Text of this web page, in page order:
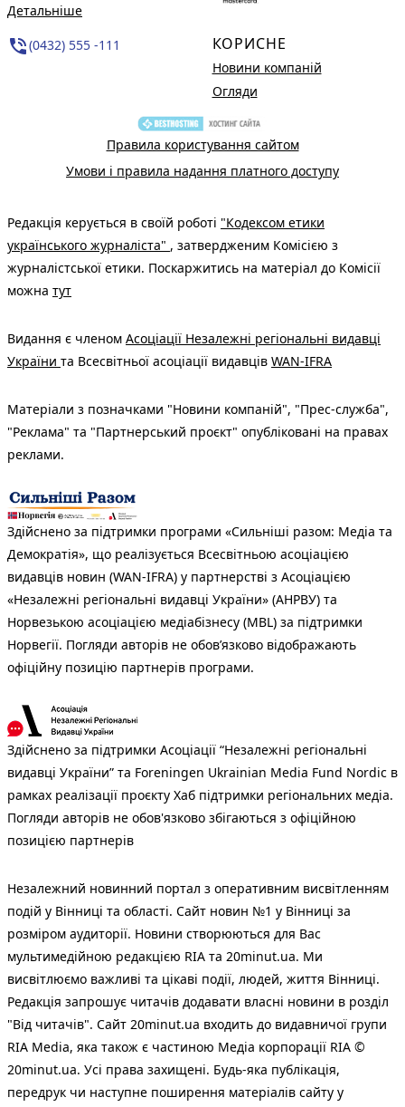
Детальніше
phone_in_talk(0432) 555 -111 КОРИСНЕ
Новини компаній
Огляди
Правила користування сайтом
Умови і правила надання платного доступу
Редакція керується в своїй роботі "Кодексом етики
українського журналіста" , затвердженим Комісією з
журналістської етики. Поскаржитись на матеріал до Комісії
можна тут
Видання є членом Асоціації Незалежні регіональні видавці
України та Всесвітньої асоціації видавців WAN-IFRA
Матеріали з позначками "Новини компаній", "Прес-служба",
"Реклама" та "Партнерський проєкт" опубліковані на правах
реклами.
Здійснено за підтримки програми «Сильніші разом: Медіа та
Демократія», що реалізується Всесвітньою асоціацією
видавців новин (WAN-IFRA) у партнерстві з Асоціацією
«Незалежні регіональні видавці України» (АНРВУ) та
Норвезькою асоціацією медіабізнесу (MBL) за підтримки
Норвегії. Погляди авторів не обов’язково відображають
офіційну позицію партнерів програми.
Здійснено за підтримки Асоціації “Незалежні регіональні
видавці України” та Foreningen Ukrainian Media Fund Nordic в
рамках реалізації проєкту Хаб підтримки регіональних медіа.
Погляди авторів не обов'язково збігаються з офіційною
позицією партнерів
Незалежний новинний портал з оперативним висвітленням
подій у Вінниці та області. Сайт новин №1 у Вінниці за
розміром аудиторії. Новини створюються для Вас
мультимедійною редакцією RIA та 20minut.ua. Ми
висвітлюємо важливі та цікаві події, людей, життя Вінниці.
Редакція запрошує читачів додавати власні новини в розділ
"Від читачів". Сайт 20minut.ua входить до видавничої групи
RIA Media, яка також є частиною Медіа корпорації RIA ©
20minut.ua. Усі права захищені. Будь-яка публiкацiя,
передрук чи наступне поширення матеріалів сайту у